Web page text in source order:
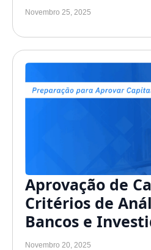
Novembro 25, 2025
Aprovação de
Critérios de
Bancos e
Novembro 20, 2025